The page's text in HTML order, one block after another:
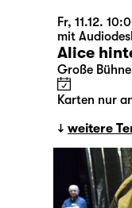
Fr, 11.12.
mit
Alice
Große Bühne
Karten nur
weitere